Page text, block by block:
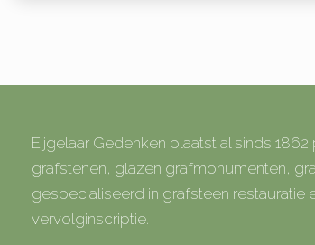
Eijgelaar Gedenken plaatst al sinds
grafstenen, glazen grafmonumenten,
gespecialiseerd in grafsteen restauratie
vervolginscriptie.